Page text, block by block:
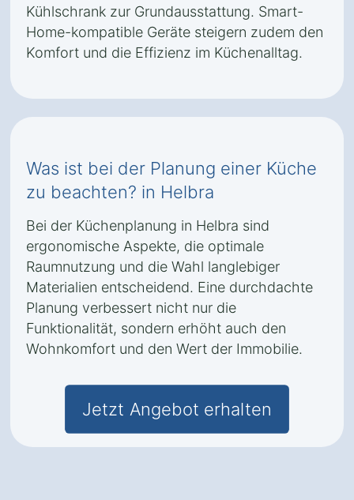
Kühlschrank zur Grundausstattung. Smart-
Home-kompatible Geräte steigern zudem den
Komfort und die Effizienz im Küchenalltag.
Was ist bei der Planung einer Küche
zu beachten? in Helbra
Bei der Küchenplanung in Helbra sind
ergonomische Aspekte, die optimale
Raumnutzung und die Wahl langlebiger
Materialien entscheidend. Eine durchdachte
Planung verbessert nicht nur die
Funktionalität, sondern erhöht auch den
Wohnkomfort und den Wert der Immobilie.
Jetzt Angebot erhalten